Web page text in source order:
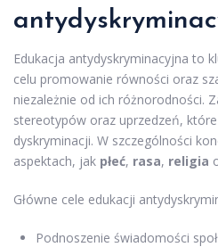
Edukacja antydyskryminacyjna to
celu promowanie równości oraz
niezależnie od ich różnorodności.
stereotypów oraz uprzedzeń,
dyskryminacji. W szczególności
aspektach, jak płeć, rasa, religia
Główne cele edukacji
Podnoszenie świadomości